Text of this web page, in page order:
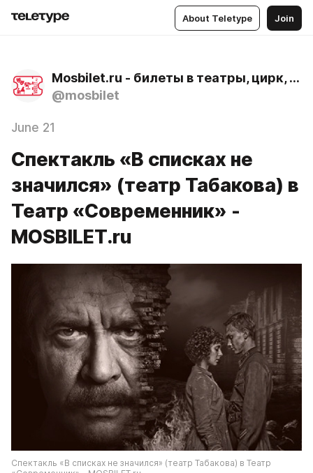
About Teletype Join
Mosbilet.ru - билеты в театры, цирк, музеи и концертные залы Москвы
@mosbilet
June 21
Спектакль «В списках не
значился» (театр Табакова) в
Театр «Современник» -
MOSBILET.ru
Спектакль «В списках не значился» (театр Табакова) в Театр